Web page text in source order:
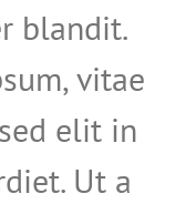
blandit.
vitae
elit in
Ut a